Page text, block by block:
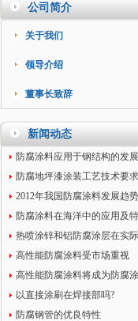
公司简介
关于我们
领导介绍
董事长致辞
新闻动态
防腐涂料应用于钢结构的发
防腐地坪漆涂装工艺技术要求
2012年我国防腐涂料发展趋
防腐涂料在海洋中的应用及
热喷涂锌和铝防腐涂层在实
高性能防腐涂料受市场重视
高性能防腐涂料将成为防腐
以直接涂刷在焊接部吗?
防腐钢管的优良特性